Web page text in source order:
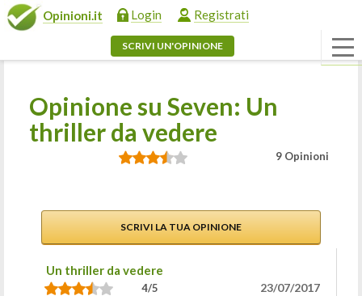
Opinioni.it Login Registrati
SCRIVI UN'OPINIONE
Opinione su Seven: Un
thriller da vedere
9 Opinioni
SCRIVI LA TUA OPINIONE
Un thriller da vedere
4/5 23/07/2017